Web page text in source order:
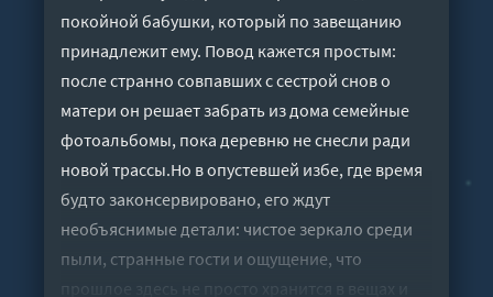
покойной бабушки, который по завещанию
принадлежит ему. Повод кажется простым:
после странно совпавших с сестрой снов о
матери он решает забрать из дома семейные
фотоальбомы, пока деревню не снесли ради
новой трассы.Но в опустевшей избе, где время
будто законсервировано, его ждут
необъяснимые детали: чистое зеркало среди
пыли, странные гости и ощущение, что
прошлое здесь не просто хранится в вещах и